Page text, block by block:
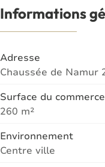
Informations
Adresse
Chaussée de Namur
Surface du commerce
260 m²
Environnement
Centre ville